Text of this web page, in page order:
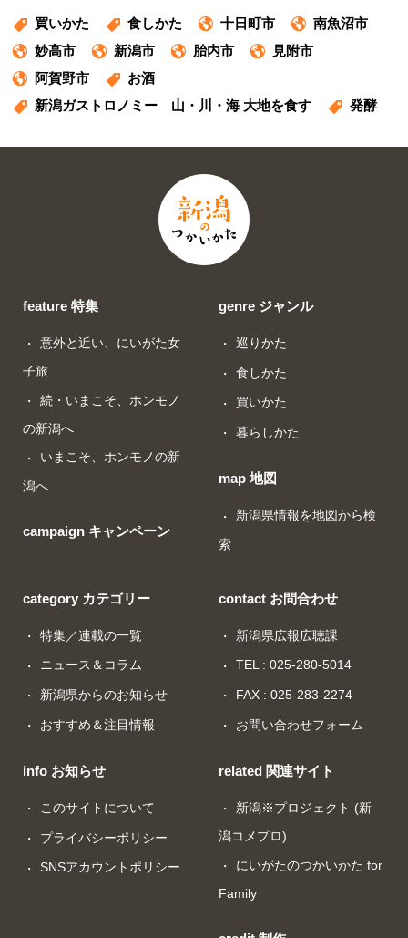
買いかた 食しかた 十日町市
南魚沼市
妙高市
新潟市 胎内市
見附市
阿賀野市
お酒
新潟ガストロノミー　山・川・海 大地を食す
発酵
feature 特集
意外と近い、にいがた女
子旅
続・いまこそ、ホンモノ
の新潟へ
いまこそ、ホンモノの新
潟へ
campaign キャンペーン
genre ジャンル
巡りかた
食しかた
買いかた
暮らしかた
map 地図
新潟県情報を地図から検
索
category カテゴリー
特集／連載の一覧
ニュース＆コラム
新潟県からのお知らせ
おすすめ＆注目情報
info お知らせ
このサイトについて
プライバシーポリシー
SNSアカウントポリシー
contact お問合わせ
新潟県広報広聴課
TEL : 025-280-5014
FAX : 025-283-2274
お問い合わせフォーム
related 関連サイト
新潟※プロジェクト (新
潟コメプロ)
にいがたのつかいかた for
Family